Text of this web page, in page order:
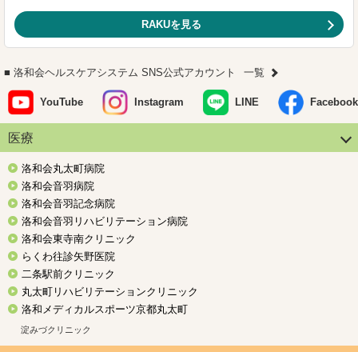
RAKUを見る
洛和会ヘルスケアシステム SNS公式アカウント 一覧
YouTube Instagram LINE Facebook
医療
洛和会丸太町病院
洛和会音羽病院
洛和会音羽記念病院
洛和会音羽リハビリテーション病院
洛和会東寺南クリニック
らくわ往診矢野医院
二条駅前クリニック
丸太町リハビリテーションクリニック
洛和メディカルスポーツ京都丸太町
淀みづクリニック